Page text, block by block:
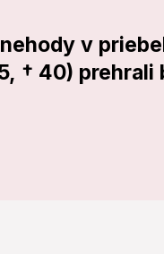
v
† 40) prehrali